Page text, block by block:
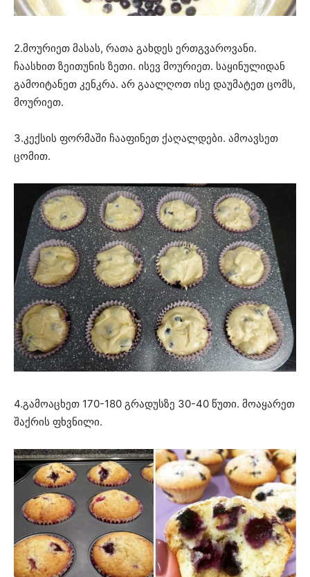
2.მოურიეთ მასას, რათა გახდეს ერთგვაროვანი.
ჩაასხით ზეითუნის ზეთი. ისევ მოურიეთ. საყინულიდან
გამოიტანეთ კენკრა. არ გაალღოთ ისე დაუმატეთ ცომს,
მოურიეთ.
3.კექსის ფორმაში ჩააფინეთ ქაღალდები. ამოავსეთ
ცომით.
4.გამოაცხეთ 170-180 გრადუსზე 30-40 წუთი. მოაყარეთ
შაქრის ფხვნილი.